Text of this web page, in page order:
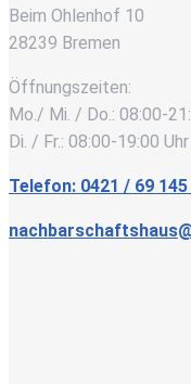
Beim Ohlenhof 10
28239 Bremen
Öffnungszeiten:
Mo./ Mi. / Do.: 08:00-
Di. / Fr.: 08:00-19:00 Uhr
Telefon: 0421 / 69 145